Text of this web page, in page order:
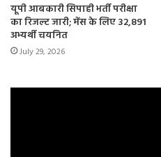
यूपी आबकारी सिपाही भर्ती परीक्षा
का रिजल्ट जारी; मेंस के लिए 32,891
अभ्यर्थी चयनित
July 29, 2026